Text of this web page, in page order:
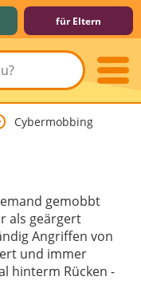
für Eltern
Cybermobbing
gemobbt
als geärgert
Angriffen von
und immer
hinterm Rücken -